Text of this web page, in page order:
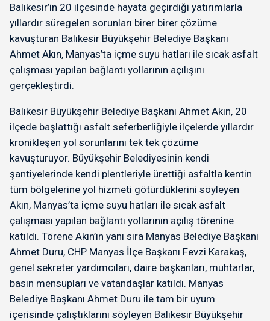
Balıkesir’in 20 ilçesinde hayata geçirdiği yatırımlarla
yıllardır süregelen sorunları birer birer çözüme
kavuşturan Balıkesir Büyükşehir Belediye Başkanı
Ahmet Akın, Manyas’ta içme suyu hatları ile sıcak asfalt
çalışması yapılan bağlantı yollarının açılışını
gerçekleştirdi.
Balıkesir Büyükşehir Belediye Başkanı Ahmet Akın, 20
ilçede başlattığı asfalt seferberliğiyle ilçelerde yıllardır
kronikleşen yol sorunlarını tek tek çözüme
kavuşturuyor. Büyükşehir Belediyesinin kendi
şantiyelerinde kendi plentleriyle ürettiği asfaltla kentin
tüm bölgelerine yol hizmeti götürdüklerini söyleyen
Akın, Manyas’ta içme suyu hatları ile sıcak asfalt
çalışması yapılan bağlantı yollarının açılış törenine
katıldı. Törene Akın’ın yanı sıra Manyas Belediye Başkanı
Ahmet Duru, CHP Manyas İlçe Başkanı Fevzi Karakaş,
genel sekreter yardımcıları, daire başkanları, muhtarlar,
basın mensupları ve vatandaşlar katıldı. Manyas
Belediye Başkanı Ahmet Duru ile tam bir uyum
içerisinde çalıştıklarını söyleyen Balıkesir Büyükşehir